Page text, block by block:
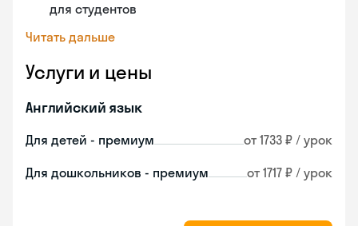
для студентов
Читать дальше
Услуги и цены
Английский язык
Для детей - премиум от 1733 ₽ / урок
Для дошкольников - премиум от 1717 ₽ / урок